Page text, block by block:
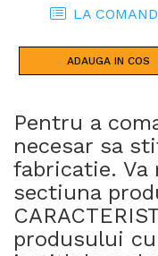
LA
ADAUGA IN COS
Pentru a
necesar sa
fabricatie.
sectiuna
produsului